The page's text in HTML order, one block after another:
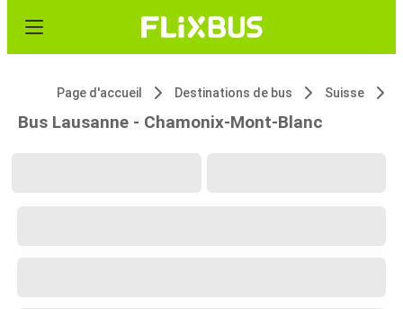
Page d'accueil Destinations de bus Suisse
Bus Lausanne - Chamonix-Mont-Blanc